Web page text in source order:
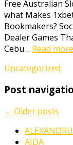
Sports
Reside
Sports
Bets
1xbet
ᐉ
Free Australian
what Makes
Bookmakers?
Dealer Games
Cebu… Read
Uncategorized
Post
← Older posts
ALEXANDRU
AIDA